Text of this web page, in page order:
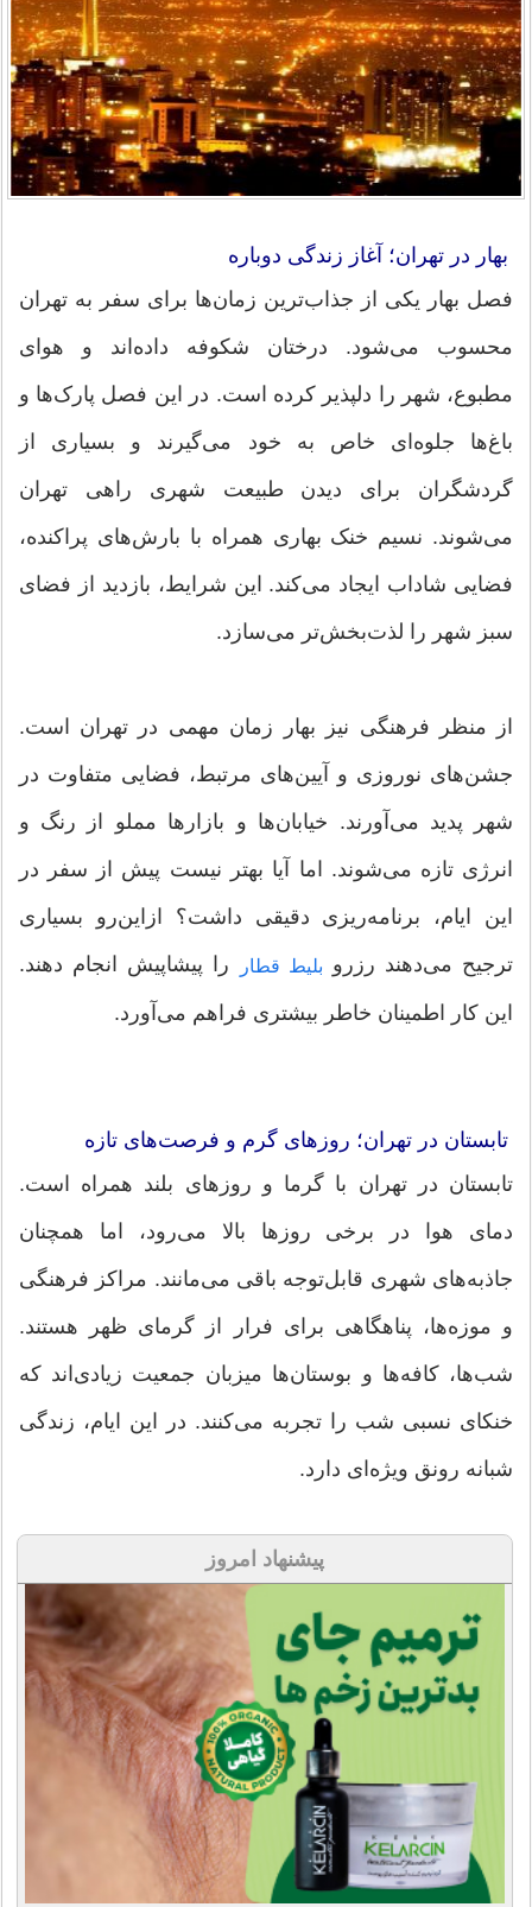
بهار در تهران؛ آغاز زندگی دوباره
فصل بهار یکی از جذاب‌ترین زمان‌ها برای سفر به تهران
محسوب می‌شود. درختان شکوفه داده‌اند و هوای
مطبوع، شهر را دلپذیر کرده است. در این فصل پارک‌ها و
باغ‌ها جلوه‌ای خاص به خود می‌گیرند و بسیاری از
گردشگران برای دیدن طبیعت شهری راهی تهران
می‌شوند. نسیم خنک بهاری همراه با بارش‌های پراکنده،
فضایی شاداب ایجاد می‌کند. این شرایط، بازدید از فضای
سبز شهر را لذت‌بخش‌تر می‌سازد.
از منظر فرهنگی نیز بهار زمان مهمی در تهران است.
جشن‌های نوروزی و آیین‌های مرتبط، فضایی متفاوت در
شهر پدید می‌آورند. خیابان‌ها و بازارها مملو از رنگ و
انرژی تازه می‌شوند. اما آیا بهتر نیست پیش از سفر در
این ایام، برنامه‌ریزی دقیقی داشت؟ ازاین‌رو بسیاری
ترجیح می‌دهند رزرو بلیط قطار را پیشاپیش انجام دهند.
این کار اطمینان خاطر بیشتری فراهم می‌آورد.
تابستان در تهران؛ روزهای گرم و فرصت‌های تازه
تابستان در تهران با گرما و روزهای بلند همراه است.
دمای هوا در برخی روزها بالا می‌رود، اما همچنان
جاذبه‌های شهری قابل‌توجه باقی می‌مانند. مراکز فرهنگی
و موزه‌ها، پناهگاهی برای فرار از گرمای ظهر هستند.
شب‌ها، کافه‌ها و بوستان‌ها میزبان جمعیت زیادی‌اند که
خنکای نسبی شب را تجربه می‌کنند. در این ایام، زندگی
شبانه رونق ویژه‌ای دارد.
پیشنهاد امروز